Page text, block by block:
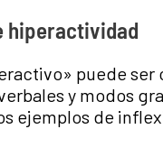
hiperactividad
puede ser
y modos
ejemplos de